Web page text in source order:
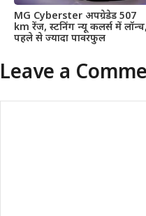
MG Cyberster अपग्रेडेड 507
km रेंज, स्टनिंग न्यू कलर्स में लॉन्च,
पहले से ज्यादा पावरफुल
Leave a